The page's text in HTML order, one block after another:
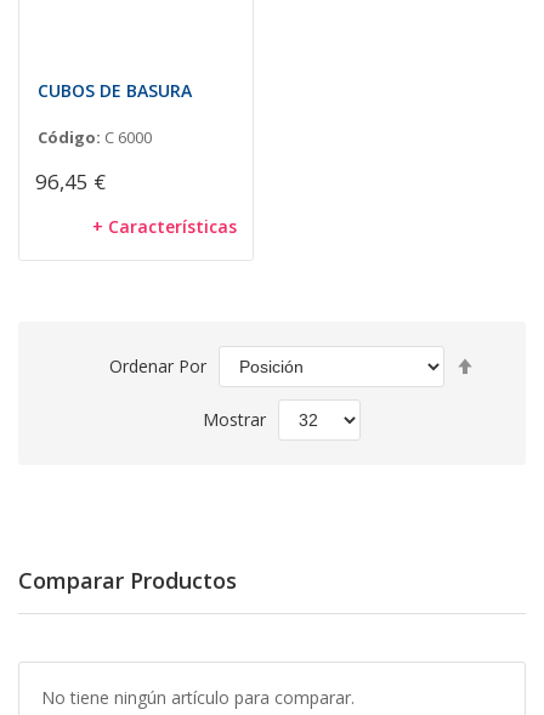
CUBOS DE BASURA
Código: C 6000
96,45 €
+ Características
Ordenar Por
Mostrar
Comparar Productos
No tiene ningún artículo para comparar.